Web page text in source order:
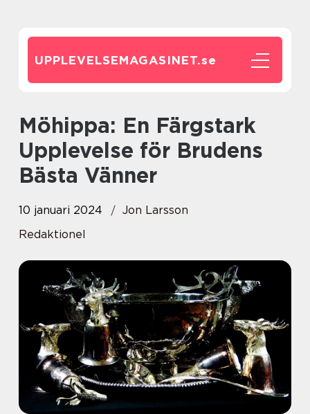
UPPLEVELSEMAGASINET.se
Möhippa: En Färgstark
Upplevelse för Brudens
Bästa Vänner
10 januari 2024
Jon Larsson
Redaktionel